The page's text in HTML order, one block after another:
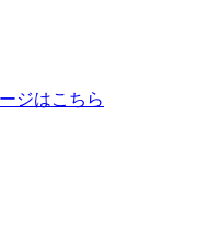
ジはこちら